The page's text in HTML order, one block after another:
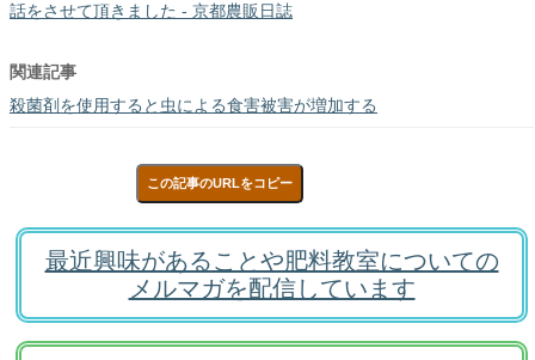
話をさせて頂きました - 京都農販日誌
関連記事
殺菌剤を使用すると虫による食害被害が増加する
この記事のURLをコピー
最近興味があることや肥料教室についての
メルマガを配信しています